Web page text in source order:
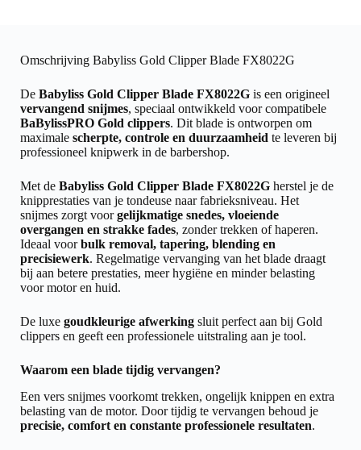
Omschrijving Babyliss Gold Clipper Blade FX8022G
De Babyliss Gold Clipper Blade FX8022G is een origineel
vervangend snijmes, speciaal ontwikkeld voor compatibele
BaBylissPRO Gold clippers. Dit blade is ontworpen om
maximale scherpte, controle en duurzaamheid te leveren bij
professioneel knipwerk in de barbershop.
Met de Babyliss Gold Clipper Blade FX8022G herstel je de
knipprestaties van je tondeuse naar fabrieksniveau. Het
snijmes zorgt voorgelijkmatige snedes, vloeiende
overgangen en strakke fades, zonder trekken of haperen.
Ideaal voorbulk removal, tapering, blending en
precisiewerk. Regelmatige vervanging van het blade draagt
bij aan betere prestaties, meer hygiëne en minder belasting
voor motor en huid.
De luxe goudkleurige afwerking sluit perfect aan bij Gold
clippers en geeft een professionele uitstraling aan je tool.
Waarom een blade tijdig vervangen?
Een vers snijmes voorkomt trekken, ongelijk knippen en extra
belasting van de motor. Door tijdig te vervangen behoud je
precisie, comfort en constante professionele resultaten.